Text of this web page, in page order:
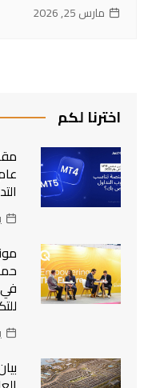
مارس 25, 2026
اخترنا لكم